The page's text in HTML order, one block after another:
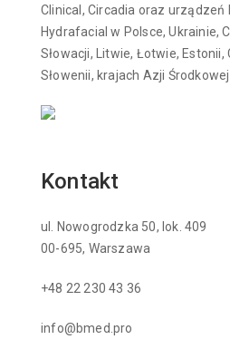
Clinical, Circadia oraz
Hydrafacial w Polsce, Ukrainie,
Słowacji, Litwie, Łotwie, Estonii,
Słowenii, krajach Azji
Kontakt
ul. Nowogrodzka 50, lok. 409
00-695, Warszawa
+48 22 230 43 36
info@bmed.pro